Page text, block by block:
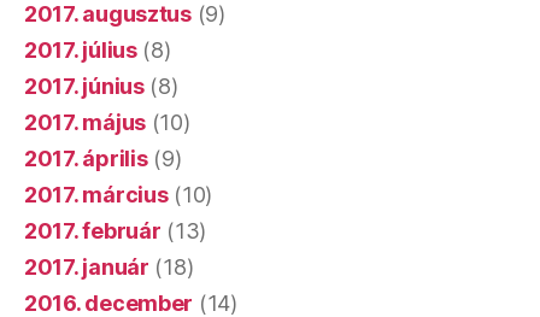
2017. augusztus(9)
2017. július(8)
2017. június(8)
2017. május (10)
2017. április(9)
2017. március(10)
2017. február (13)
2017. január (18)
2016. december (14)